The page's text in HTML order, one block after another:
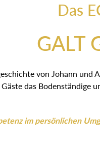
Das
GALT
von Johann und
Gäste das Bodenständige
im persönlichen